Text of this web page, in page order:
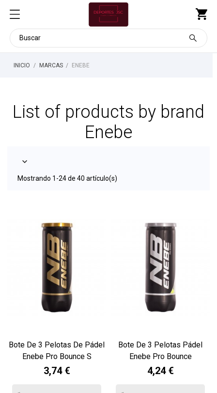
INICIO MARCAS ENEBE
List of products by brand
Enebe

Mostrando 1-24 de 40 artículo(s)
Bote De 3 Pelotas De Pádel
Enebe Pro Bounce S
3,74 €
Bote De 3 Pelotas Pádel
Enebe Pro Bounce
4,24 €